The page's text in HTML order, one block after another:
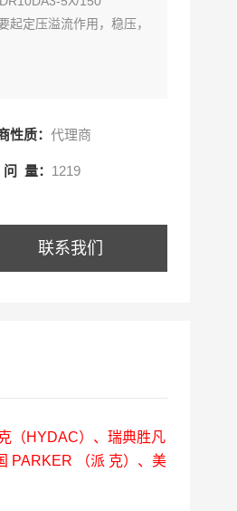
定压溢流作用，稳压，
性质：代理商
量： 1219
联系我们
（HYDAC）、瑞典胜凡
PARKER （派 克）、美